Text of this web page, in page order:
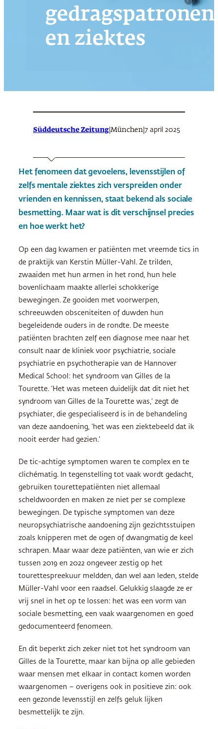
gedragspatronen
en ziektes
Süddeutsche Zeitung München 7 april 2025
Het fenomeen dat gevoelens, levensstijlen of
zelfs mentale ziektes zich verspreiden onder
vrienden en kennissen, staat bekend als sociale
besmetting. Maar wat is dit verschijnsel precies
en hoe werkt het?
Op een dag kwamen er patiënten met vreemde tics in
de praktijk van Kerstin Müller-Vahl. Ze trilden,
zwaaiden met hun armen in het rond, hun hele
bovenlichaam maakte allerlei schokkerige
bewegingen. Ze gooiden met voorwerpen,
schreeuwden obsceniteiten of duwden hun
begeleidende ouders in de rondte. De meeste
patiënten brachten zelf een diagnose mee naar het
consult naar de kliniek voor psychiatrie, sociale
psychiatrie en psychotherapie van de Hannover
Medical School: het syndroom van Gilles de la
Tourette. ‘Het was meteen duidelijk dat dit niet het
syndroom van Gilles de la Tourette was,’ zegt de
psychiater, die gespecialiseerd is in de behandeling
van deze aandoening, ‘het was een ziektebeeld dat ik
nooit eerder had gezien.’
De tic-achtige symptomen waren te complex en te
clichématig. In tegenstelling tot vaak wordt gedacht,
gebruiken tourettepatiënten niet allemaal
scheldwoorden en maken ze niet per se complexe
bewegingen. De typische symptomen van deze
neuropsychiatrische aandoening zijn gezichtsstuipen
zoals knipperen met de ogen of dwangmatig de keel
schrapen. Maar waar deze patiënten, van wie er zich
tussen 2019 en 2022 ongeveer zestig op het
tourettespreekuur meldden, dan wel aan leden, stelde
Müller-Vahl voor een raadsel. Gelukkig slaagde ze er
vrij snel in het op te lossen: het was een vorm van
sociale besmetting, een vaak waargenomen en goed
gedocumenteerd fenomeen.
En dit beperkt zich zeker niet tot het syndroom van
Gilles de la Tourette, maar kan bijna op alle gebieden
waar mensen met elkaar in contact komen worden
waargenomen – overigens ook in positieve zin: ook
een gezonde levensstijl en zelfs geluk lijken
besmettelijk te zijn.